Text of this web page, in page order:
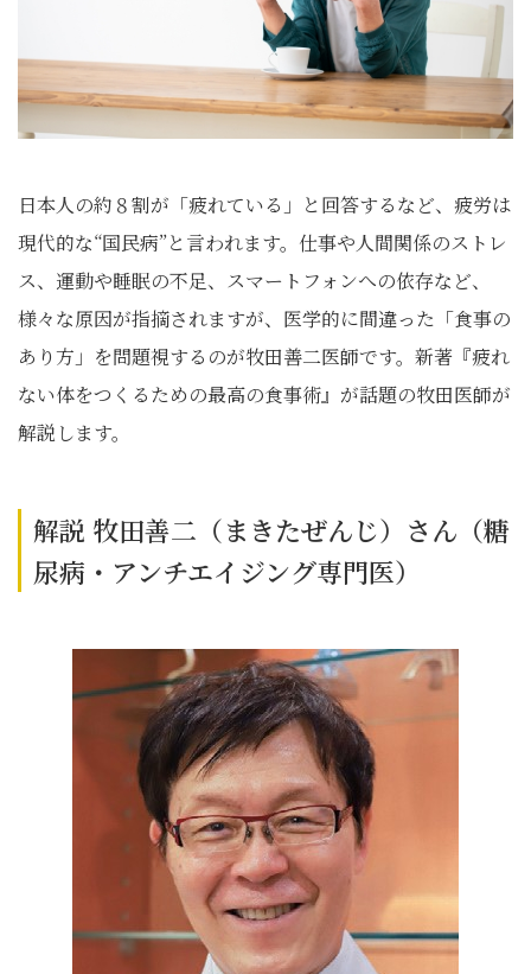
日本人の約８割が「疲れている」と回答するなど、疲労は
現代的な“国民病”と言われます。仕事や人間関係のストレ
ス、運動や睡眠の不足、スマートフォンへの依存など、
様々な原因が指摘されますが、医学的に間違った「食事の
あり方」を問題視するのが牧田善二医師です。新著『疲れ
ない体をつくるための最高の食事術』が話題の牧田医師が
解説します。
解説 牧田善二（まきたぜんじ）さん（糖
尿病・アンチエイジング専門医）